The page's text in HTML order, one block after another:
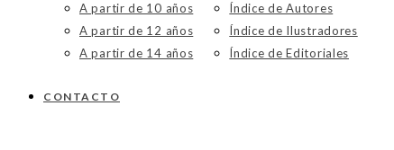
A partir de 10 años
A partir de 12 años
A partir de 14 años
Índice de Autores
Índice de Ilustradores
Índice de Editoriales
CONTACTO